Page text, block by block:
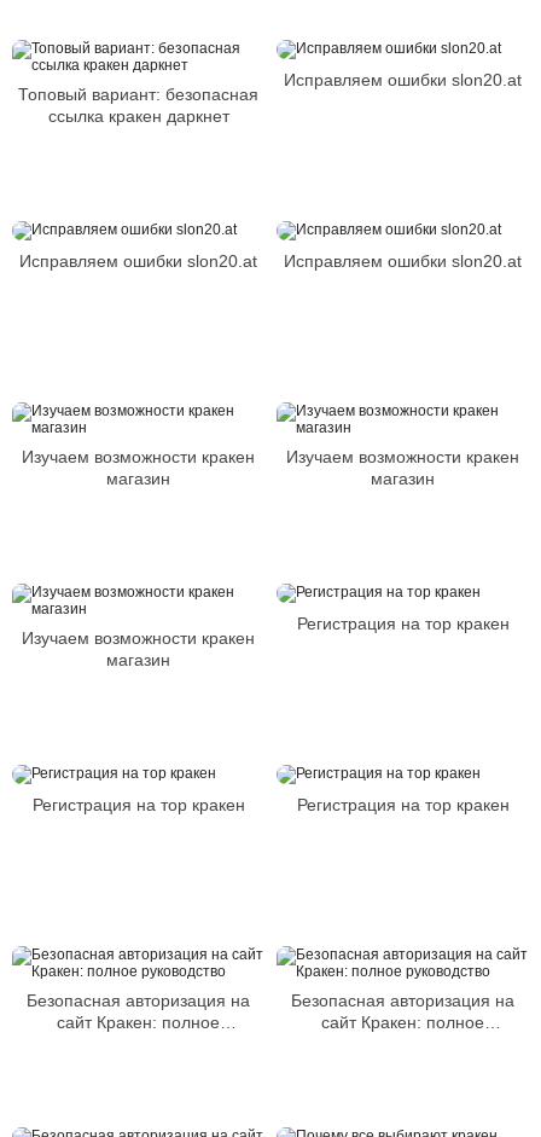
Топовый вариант: безопасная
ссылка кракен даркнет
Исправляем ошибки slon20.at
Исправляем ошибки slon20.at Исправляем ошибки slon20.at
Изучаем возможности кракен
магазин
Изучаем возможности кракен
магазин
Изучаем возможности кракен
магазин
Регистрация на тор кракен
Регистрация на тор кракен Регистрация на тор кракен
Безопасная авторизация на
сайт Кракен: полное
Безопасная авторизация на
сайт Кракен: полное